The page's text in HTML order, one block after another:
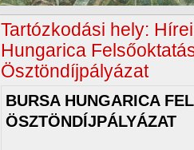
Tartózkodási hely:
Hungarica
Ösztöndíjpályázat
BURSA HUNGARICA
ÖSZTÖNDÍJPÁLYÁZAT